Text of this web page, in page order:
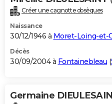
Créer une cagnotte obsèques
Naissance
30/12/1946 à Moret-Loing-et-
Décès
30/09/2004 à Fontainebleau (
Germaine